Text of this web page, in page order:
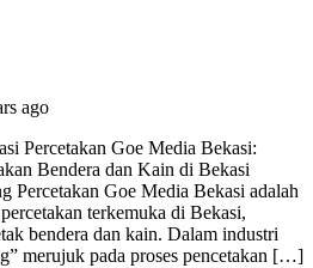
ago
Percetakan Goe Media Bekasi:
Bendera dan Kain di Bekasi
Percetakan Goe Media Bekasi adalah
terkemuka di Bekasi,
bendera dan kain. Dalam industri
merujuk pada proses pencetakan […]